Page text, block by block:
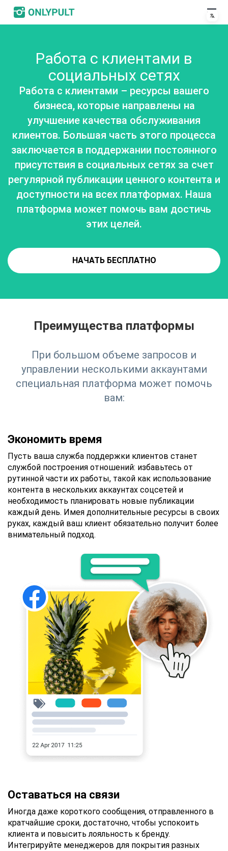
Работа с клиентами в
социальных сетях
Работа с клиентами – ресурсы вашего
бизнеса, которые направлены на
улучшение качества обслуживания
клиентов. Большая часть этого процесса
заключается в поддержании постоянного
присутствия в социальных сетях за счет
регулярной публикации ценного контента и
доступности на всех платформах. Наша
платформа может помочь вам достичь
этих целей.
НАЧАТЬ БЕСПЛАТНО
Преимущества платформы
При большом объеме запросов и
управлении несколькими аккаунтами
специальная платформа может помочь
вам:
Экономить время
Пусть ваша служба поддержки клиентов станет
службой построения отношений: избавьтесь от
рутинной части их работы, такой как использование
контента в нескольких аккаунтах соцсетей и
необходимость планировать новые публикации
каждый день. Имея дополнительные ресурсы в своих
руках, каждый ваш клиент обязательно получит более
внимательный подход.
Оставаться на связи
Иногда даже короткого сообщения, отправленного в
кратчайшие сроки, достаточно, чтобы успокоить
клиента и повысить лояльность к бренду.
Интегрируйте менеджеров для покрытия разных